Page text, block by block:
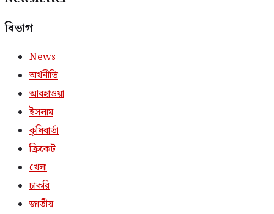
বিভাগ
News
অর্থনীতি
আবহাওয়া
ইসলাম
কৃষিবার্তা
ক্রিকেট
খেলা
চাকরি
জাতীয়